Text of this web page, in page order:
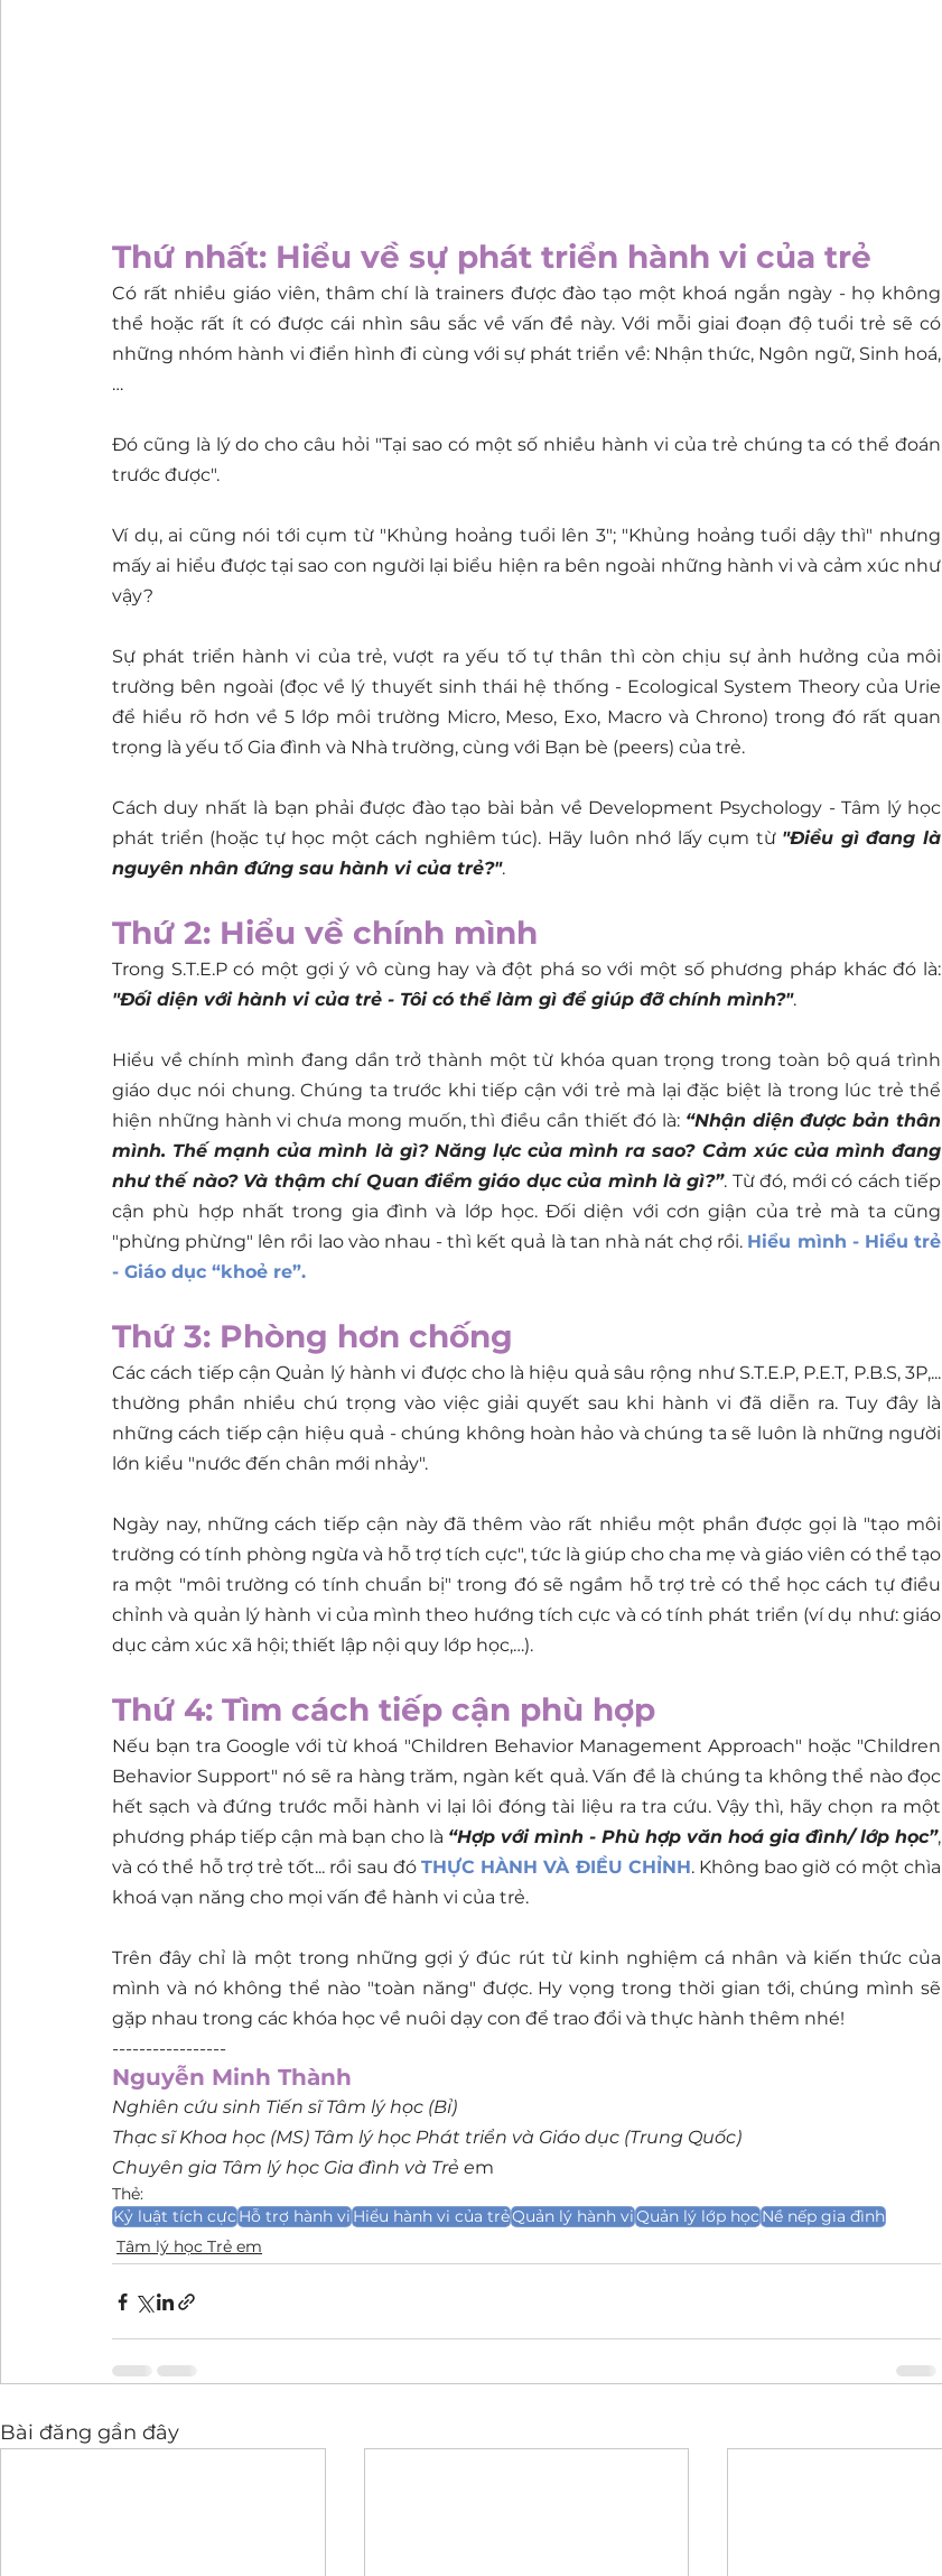
Thứ nhất: Hiểu về sự phát triển hành vi của trẻ
Có rất nhiều giáo viên, thâm chí là trainers được đào tạo một khoá ngắn ngày - họ không
thể hoặc rất ít có được cái nhìn sâu sắc về vấn đề này. Với mỗi giai đoạn độ tuổi trẻ sẽ có
những nhóm hành vi điển hình đi cùng với sự phát triển về: Nhận thức, Ngôn ngữ, Sinh hoá,
…
Đó cũng là lý do cho câu hỏi "Tại sao có một số nhiều hành vi của trẻ chúng ta có thể đoán
trước được".
Ví dụ, ai cũng nói tới cụm từ "Khủng hoảng tuổi lên 3"; "Khủng hoảng tuổi dậy thì" nhưng
mấy ai hiểu được tại sao con người lại biểu hiện ra bên ngoài những hành vi và cảm xúc như
vậy?
Sự phát triển hành vi của trẻ, vượt ra yếu tố tự thân thì còn chịu sự ảnh hưởng của môi
trường bên ngoài (đọc về lý thuyết sinh thái hệ thống - Ecological System Theory của Urie
để hiểu rõ hơn về 5 lớp môi trường Micro, Meso, Exo, Macro và Chrono) trong đó rất quan
trọng là yếu tố Gia đình và Nhà trường, cùng với Bạn bè (peers) của trẻ.
Cách duy nhất là bạn phải được đào tạo bài bản về Development Psychology - Tâm lý học
phát triển (hoặc tự học một cách nghiêm túc). Hãy luôn nhớ lấy cụm từ "Điều gì đang là
nguyên nhân đứng sau hành vi của trẻ?".
Thứ 2: Hiểu về chính mình
"Đối diện với hành vi của trẻ - Tôi có thể làm gì để giúp đỡ chính mình?".
Hiểu về chính mình đang dần trở thành một từ khóa quan trọng trong toàn bộ quá trình
giáo dục nói chung. Chúng ta trước khi tiếp cận với trẻ mà lại đặc biệt là trong lúc trẻ thể
hiện những hành vi chưa mong muốn, thì điều cần thiết đó là: “Nhận diện được bản thân
mình. Thế mạnh của mình là gì? Năng lực của mình ra sao? Cảm xúc của mình đang
như thế nào? Và thậm chí Quan điểm giáo dục của mình là gì?”. Từ đó, mới có cách tiếp
cận phù hợp nhất trong gia đình và lớp học. Đối diện với cơn giận của trẻ mà ta cũng
"phừng phừng" lên rồi lao vào nhau - thì kết quả là tan nhà nát chợ rồi. Hiểu mình - Hiểu trẻ
- Giáo dục “khoẻ re”.
Thứ 3: Phòng hơn chống
Các cách tiếp cận Quản lý hành vi được cho là hiệu quả sâu rộng như S.T.E.P, P.E.T, P.B.S, 3P,...
thường phần nhiều chú trọng vào việc giải quyết sau khi hành vi đã diễn ra. Tuy đây là
những cách tiếp cận hiệu quả - chúng không hoàn hảo và chúng ta sẽ luôn là những người
lớn kiểu "nước đến chân mới nhảy".
Ngày nay, những cách tiếp cận này đã thêm vào rất nhiều một phần được gọi là "tạo môi
trường có tính phòng ngừa và hỗ trợ tích cực", tức là giúp cho cha mẹ và giáo viên có thể tạo
ra một "môi trường có tính chuẩn bị" trong đó sẽ ngầm hỗ trợ trẻ có thể học cách tự điều
chỉnh và quản lý hành vi của mình theo hướng tích cực và có tính phát triển (ví dụ như: giáo
dục cảm xúc xã hội; thiết lập nội quy lớp học,…).
Thứ 4: Tìm cách tiếp cận phù hợp
Nếu bạn tra Google với từ khoá "Children Behavior Management Approach" hoặc "Children
Behavior Support" nó sẽ ra hàng trăm, ngàn kết quả. Vấn đề là chúng ta không thể nào đọc
hết sạch và đứng trước mỗi hành vi lại lôi đóng tài liệu ra tra cứu. Vậy thì, hãy chọn ra một
phương pháp tiếp cận mà bạn cho là “Hợp với mình - Phù hợp văn hoá gia đình/ lớp học”,
và có thể hỗ trợ trẻ tốt... rồi sau đó THỰC HÀNH VÀ ĐIỀU CHỈNH. Không bao giờ có một chìa
khoá vạn năng cho mọi vấn đề hành vi của trẻ.
Trên đây chỉ là một trong những gợi ý đúc rút từ kinh nghiệm cá nhân và kiến thức của
mình và nó không thể nào "toàn năng" được. Hy vọng trong thời gian tới, chúng mình sẽ
gặp nhau trong các khóa học về nuôi dạy con để trao đổi và thực hành thêm nhé!
-----------------
Nguyễn Minh Thành
Nghiên cứu sinh Tiến sĩ Tâm lý học (Bỉ)
Thạc sĩ Khoa học (MS) Tâm lý học Phát triển và Giáo dục (Trung Quốc)
Chuyên gia Tâm lý học Gia đình và Trẻ em
Thẻ:
Kỷ luật tích cựcHỗ trợ hành viHiểu hành vi của trẻQuản lý hành viQuản lý lớp họcNề nếp gia đình
Tâm lý học Trẻ em
Bài đăng gần đây